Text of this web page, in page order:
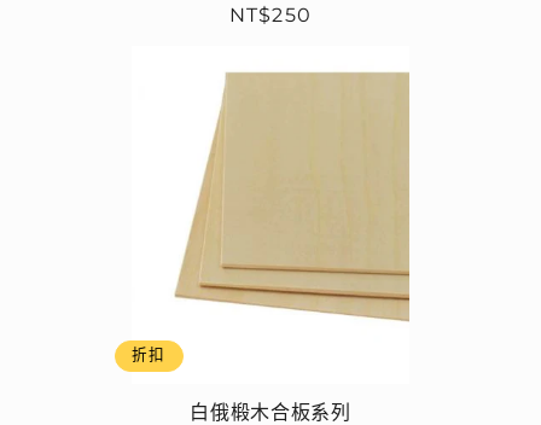
定
NT$250
折扣
白俄椴木合板系列